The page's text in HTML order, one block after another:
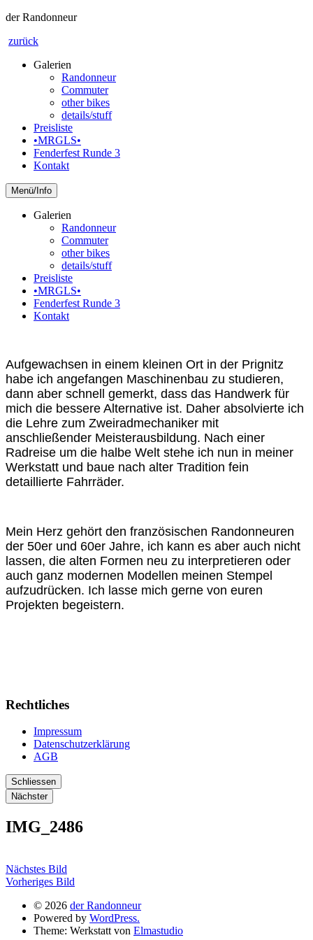
der Randonneur
zurück
Galerien
Randonneur
Commuter
other bikes
details/stuff
Preisliste
•MRGLS•
Fenderfest Runde 3
Kontakt
Info
Galerien
Randonneur
Commuter
other bikes
details/stuff
Preisliste
•MRGLS•
Fenderfest Runde 3
Kontakt
Aufgewachsen in einem kleinen Ort in der Prignitz
habe ich angefangen Maschinenbau zu studieren,
dann aber schnell gemerkt, dass das Handwerk für
mich die bessere Alternative ist. Daher absolvierte ich
die Lehre zum Zweiradmechaniker mit
anschließender Meisterausbildung. Nach einer
Radreise um die halbe Welt stehe ich nun in meiner
Werkstatt und baue nach alter Tradition fein
detaillierte Fahrräder.
Mein Herz gehört den französischen Randonneuren
der 50er und 60er Jahre, ich kann es aber auch nicht
lassen, die alten Formen neu zu interpretieren oder
auch ganz modernen Modellen meinen Stempel
aufzudrücken. Ich lasse mich gerne von euren
Projekten begeistern.
Rechtliches
Impressum
Datenschutzerklärung
AGB
Schliessen
Nächster
IMG_2486
Nächstes Bild
Vorheriges Bild
© 2026 der Randonneur
Powered by WordPress.
Theme: Werkstatt von Elmastudio